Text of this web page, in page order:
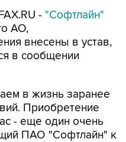
- "Софтлайн"
АО,
внесены в устав,
в сообщении
в жизнь заранее
Приобретение
- еще один очень
ПАО "Софтлайн" к